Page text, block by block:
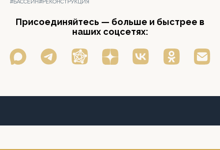
#БАССЕЙН#РЕКОНСТРУКЦИЯ
Присоединяйтесь — больше и быстрее в
наших соцсетях: